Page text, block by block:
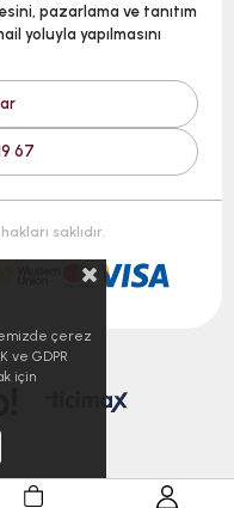
pazarlama ve tanıtım
yoluyla yapılmasını
67
saklıdır.
çerez
ve GDPR
için